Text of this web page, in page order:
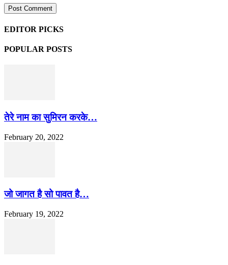
EDITOR PICKS
POPULAR POSTS
तेरे नाम का सुमिरन करके…
February 20, 2022
जो जागत है सो पावत है…
February 19, 2022